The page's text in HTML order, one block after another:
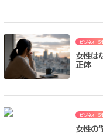
ビジネス・
女性は
正体
ビジネス・
女性の